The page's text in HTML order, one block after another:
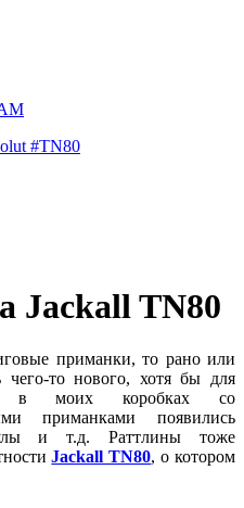
#TN80
Jackall TN80
приманки, то рано или
чего-то нового, хотя бы для
в моих коробках со
приманками появились
и т.д. Раттлины тоже
Jackall TN80, о котором